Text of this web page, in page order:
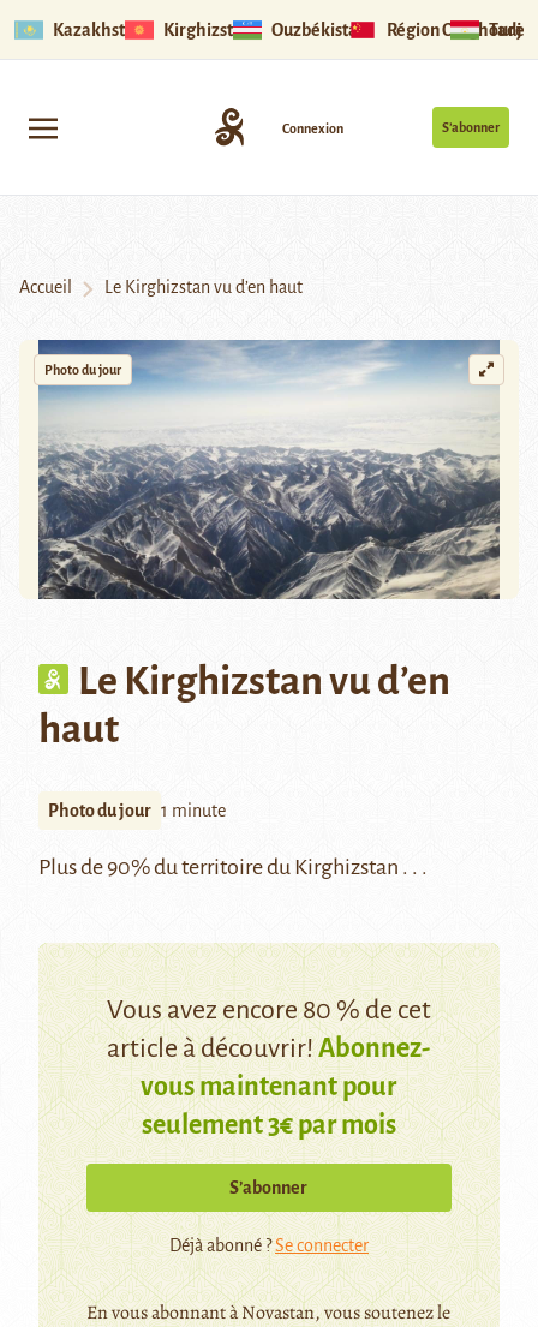
Kazakhstan Kirghizstan Ouzbékistan Région Ouïghoure
S’abonner
Connexion
Accueil Le Kirghizstan vu d’en haut
Photo du jour
Le Kirghizstan vu d’en
haut
Photo du jour 1 minute
Plus de 90% du territoire du Kirghizstan . . .
Vous avez encore 80 % de cet
article à découvrir!Abonnez-
vous maintenant pour
seulement 3€ par mois
S’abonner
Déjà abonné ?Se connecter
En vous abonnant à Novastan, vous soutenez le